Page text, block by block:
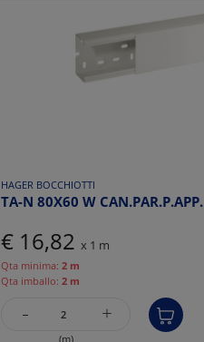
HAGER BOCCHIOTTI
TA-N 80X60 W CAN.PAR.P.APP.
€ 16,82x 1 m
Qta minima:2 m
Qta imballo:2 m
- +
(m)